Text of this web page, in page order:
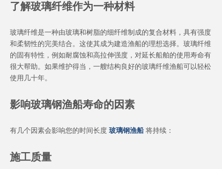
了解玻璃纤维作为一种材料
玻璃纤维是一种由玻璃和树脂的细纤维制成的复合材料，具有强度
和柔韧性的完美结合。这使其成为建造渔船的理想选择。玻璃纤维
的固有特性，例如耐腐蚀和高拉伸强度，对延长船舶的使用寿命有
很大帮助。如果维护得当，一艘结构良好的玻璃纤维渔船可以轻松
使用几十年。
影响玻璃钢渔船寿命的因素
有几个因素会影响您的时间长度 玻璃钢渔船将持续：
施工质量